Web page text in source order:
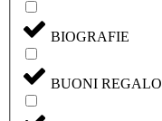
BIOGRAFIE
BUONI REGALO